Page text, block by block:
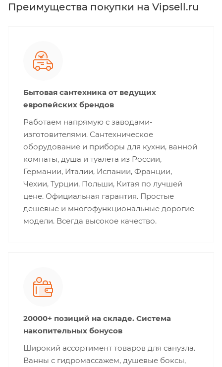
Преимущества покупки на Vipsell.ru
Бытовая сантехника от ведущих
европейских брендов
Работаем напрямую с заводами-
изготовителями. Сантехническое
оборудование и приборы для кухни, ванной
комнаты, душа и туалета из России,
Германии, Италии, Испании, Франции,
Чехии, Турции, Польши, Китая по лучшей
цене. Официальная гарантия. Простые
дешевые и многофункциональные дорогие
модели. Всегда высокое качество.
20000+ позиций на складе. Система
накопительных бонусов
Широкий ассортимент товаров для санузла.
Ванны с гидромассажем, душевые боксы,